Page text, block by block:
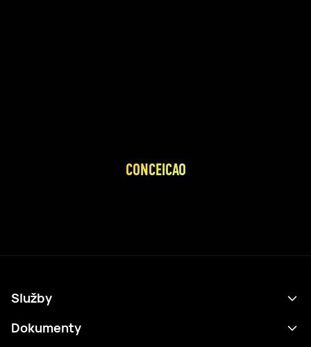
CONCEICAO
Služby
Program
Dokumenty